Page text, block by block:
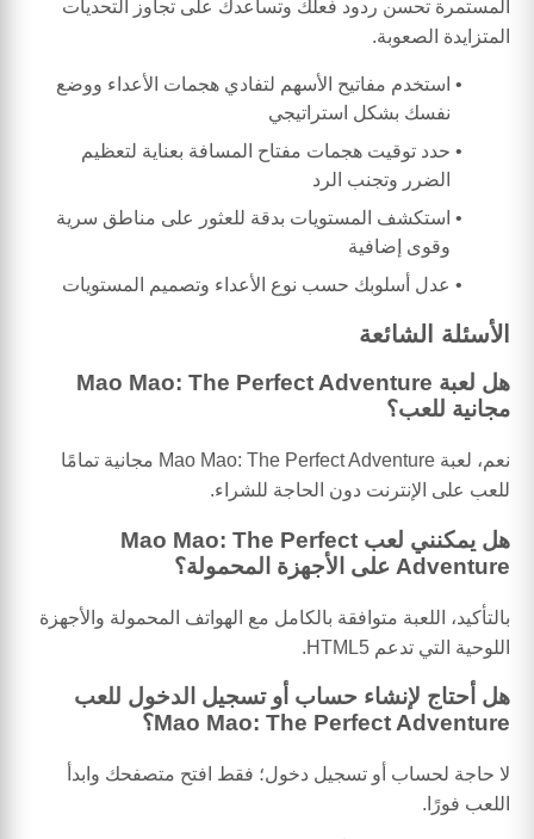
المستمرة تحسن ردود فعلك وتساعدك على تجاوز التحديات
المتزايدة الصعوبة.
استخدم مفاتيح الأسهم لتفادي هجمات الأعداء ووضع
نفسك بشكل استراتيجي
حدد توقيت هجمات مفتاح المسافة بعناية لتعظيم
الضرر وتجنب الرد
استكشف المستويات بدقة للعثور على مناطق سرية
وقوى إضافية
عدل أسلوبك حسب نوع الأعداء وتصميم المستويات
الأسئلة الشائعة
هل لعبة Mao Mao: The Perfect Adventure
مجانية للعب؟
نعم، لعبة Mao Mao: The Perfect Adventure مجانية تمامًا
للعب على الإنترنت دون الحاجة للشراء.
هل يمكنني لعب Mao Mao: The Perfect
Adventure على الأجهزة المحمولة؟
بالتأكيد، اللعبة متوافقة بالكامل مع الهواتف المحمولة والأجهزة
اللوحية التي تدعم HTML5.
هل أحتاج لإنشاء حساب أو تسجيل الدخول للعب
Mao Mao: The Perfect Adventure؟
لا حاجة لحساب أو تسجيل دخول؛ فقط افتح متصفحك وابدأ
اللعب فورًا.